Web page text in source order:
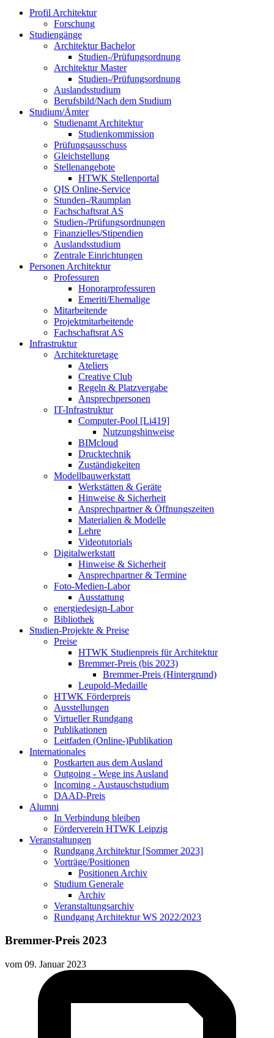
Profil Architektur
Forschung
Studiengänge
Architektur Bachelor
Studien-/Prüfungsordnung
Architektur Master
Studien-/Prüfungsordnung
Auslandsstudium
Berufsbild/Nach dem Studium
Studium/Ämter
Studienamt Architektur
Studienkommission
Prüfungsausschuss
Gleichstellung
Stellenangebote
HTWK Stellenportal
QIS Online-Service
Stunden-/Raumplan
Fachschaftsrat AS
Studien-/Prüfungsordnungen
Finanzielles/Stipendien
Auslandsstudium
Zentrale Einrichtungen
Personen Architektur
Professuren
Honorarprofessuren
Emeriti/Ehemalige
Mitarbeitende
Projektmitarbeitende
Fachschaftsrat AS
Infrastruktur
Architekturetage
Ateliers
Creative Club
Regeln & Platzvergabe
Ansprechpersonen
IT-Infrastruktur
Computer-Pool [Li419]
Nutzungshinweise
BIMcloud
Drucktechnik
Zuständigkeiten
Modellbauwerkstatt
Werkstätten & Geräte
Hinweise & Sicherheit
Ansprechpartner & Öffnungszeiten
Materialien & Modelle
Lehre
Videotutorials
Digitalwerkstatt
Hinweise & Sicherheit
Ansprechpartner & Termine
Foto-Medien-Labor
Ausstattung
energiedesign-Labor
Bibliothek
Studien-Projekte & Preise
Preise
HTWK Studienpreis für Architektur
Bremmer-Preis (bis 2023)
Bremmer-Preis (Hintergrund)
Leupold-Medaille
HTWK Förderpreis
Ausstellungen
Virtueller Rundgang
Publikationen
Leitfaden (Online-)Publikation
Internationales
Postkarten aus dem Ausland
Outgoing - Wege ins Ausland
Incoming - Austauschstudium
DAAD-Preis
Alumni
In Verbindung bleiben
Förderverein HTWK Leipzig
Veranstaltungen
Rundgang Architektur [Sommer 2023]
Vorträge/Positionen
Positionen Archiv
Studium Generale
Archiv
Veranstaltungsarchiv
Rundgang Architektur WS 2022/2023
Bremmer-Preis 2023
vom 09. Januar 2023